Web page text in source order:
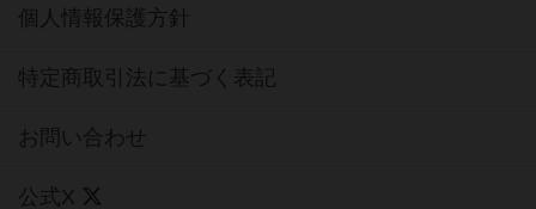
個人情報保護方針
特定商取引法に基づく表記
お問い合わせ
公式X